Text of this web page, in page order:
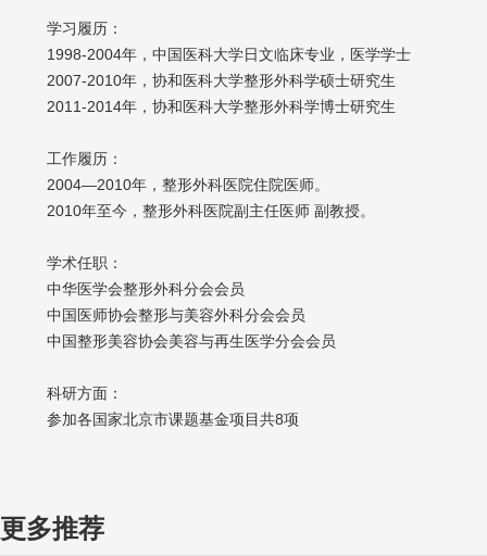
学习履历：
1998-2004年，中国医科大学日文临床专业，医学学士
2007-2010年，协和医科大学整形外科学硕士研究生
2011-2014年，协和医科大学整形外科学博士研究生
工作履历：
2004—2010年，整形外科医院住院医师。
2010年至今，整形外科医院副主任医师 副教授。
学术任职：
中华医学会整形外科分会会员
中国医师协会整形与美容外科分会会员
中国整形美容协会美容与再生医学分会会员
科研方面：
参加各国家北京市课题基金项目共8项
更多推荐